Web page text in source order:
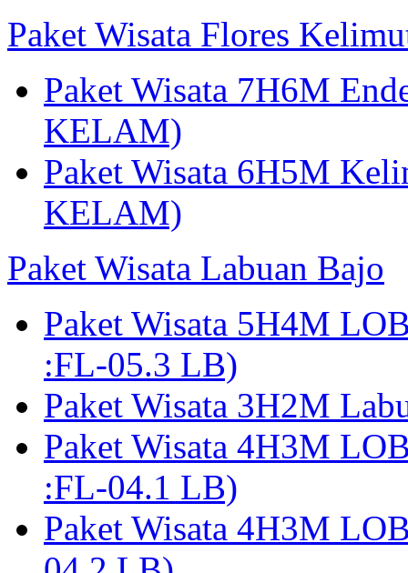
Paket Wisata Flores
Paket Wisata 7H6M
KELAM)
Paket Wisata 6H5M
KELAM)
Paket Wisata Labuan Bajo
Paket Wisata 5H4M
:FL-05.3 LB)
Paket Wisata 3H2M
Paket Wisata 4H3M
:FL-04.1 LB)
Paket Wisata 4H3M